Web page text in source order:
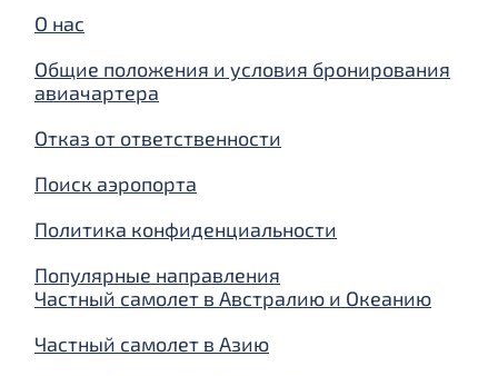
О нас
Общие положения и условия бронирования
авиачартера
Отказ от ответственности
Поиск аэропорта
Политика конфиденциальности
Популярные направления
Частный самолет в Австралию и Океанию
Частный самолет в Азию